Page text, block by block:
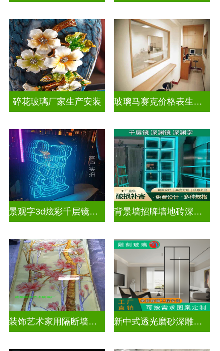
碎花玻璃厂家生产安装 玻璃马赛克价格表生产电话
景观字3d炫彩千层镜深渊镜 背景墙招牌墙地砖深渊镜千层镜
装饰艺术家用隔断墙深雕玻璃 新中式透光磨砂深雕玻璃